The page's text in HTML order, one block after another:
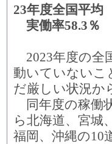
23年度全国平均
実働率58.3％
2023年度の全
動いていないこ
だ厳しい状況か
同年度の稼働
ら北海道、宮城
福岡、沖縄の10